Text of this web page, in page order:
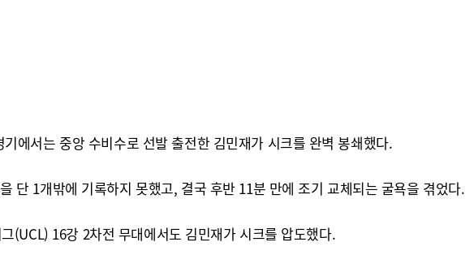
에서는 중앙 수비수로 선발 출전한 김민재가 시크를 완벽 봉쇄했다.
단 1개밖에 기록하지 못했고, 결국 후반 11분 만에 조기 교체되는 굴욕을 겪었다.
(UCL) 16강 2차전 무대에서도 김민재가 시크를 압도했다.